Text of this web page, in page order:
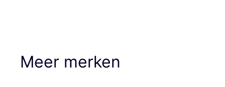
Meer merken